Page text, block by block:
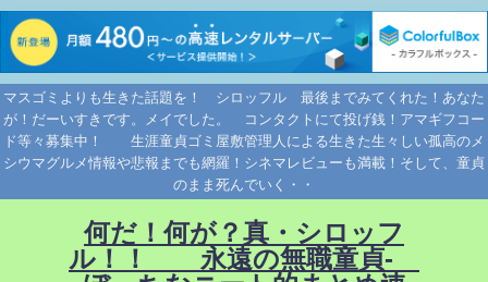
マスゴミよりも生きた話題を！ シロッフル 最後までみてくれた！あなた
が！だーいすきです。メイでした。 コンタクトにて投げ銭！アマギフコー
ド等々募集中！ 生涯童貞ゴミ屋敷管理人による生きた生々しい孤高のメ
シウマグルメ情報や悲報までも網羅！シネマレビューも満載！そして、童貞
のまま死んでいく・・
何だ！何が？真・シロッフ
ル！！ 永遠の無職童貞-